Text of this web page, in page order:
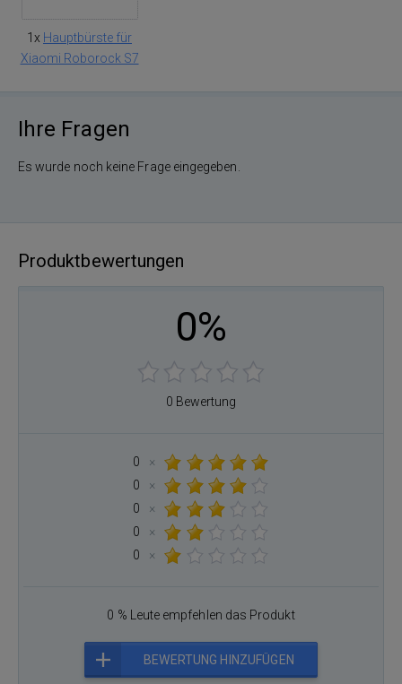
1x Hauptbürste für
Xiaomi Roborock S7
Ihre Fragen
Es wurde noch keine Frage eingegeben.
Produktbewertungen
0%
0 Bewertung
0
×
0
×
0
×
0
×
0
×
0 % Leute empfehlen das Produkt
BEWERTUNG HINZUFÜGEN